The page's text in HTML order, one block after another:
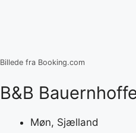
Billede fra Booking.com
B&B
Møn, Sjælland